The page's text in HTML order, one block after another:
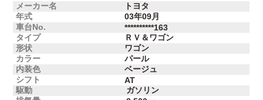
メーカー名
トヨタ
年式
03年09月
車台No.
**********163
タイプ
ＲＶ＆ワゴン
形状
ワゴン
カラー
パール
内装色
ベージュ
シフト
AT
駆動
ガソリン